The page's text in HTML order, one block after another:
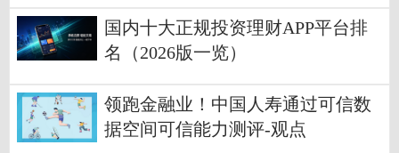
国内十大正规投资理财APP平台排
名（2026版一览）
领跑金融业！中国人寿通过可信数
据空间可信能力测评-观点